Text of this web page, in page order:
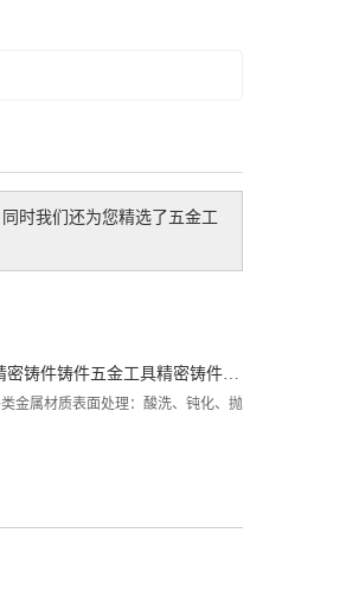
时我们还为您精选了 五金工
密铸件铸件五金工具精密铸件生产
金属材质表面处理：酸洗、钝化、抛